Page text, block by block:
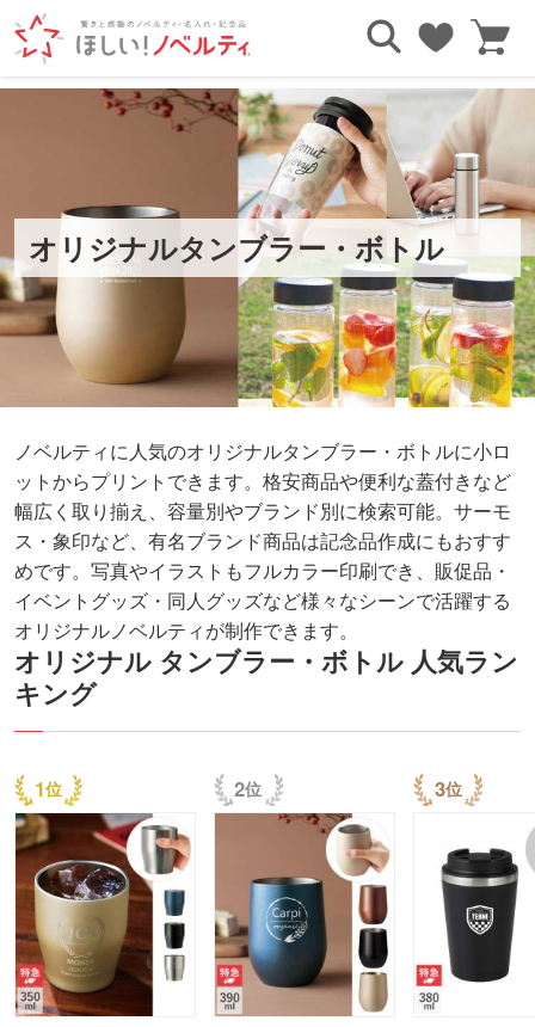
タンブラー・ボトル
オリジナルタンブラー・ ボトル
ノベルティに人気のオリジナルタンブラー・ボトルに小ロ
ットからプリントできます。格安商品や便利な蓋付きなど
幅広く取り揃え、容量別やブランド別に検索可能。サーモ
ス・象印など、有名ブランド商品は記念品作成にもおすす
めです。写真やイラストもフルカラー印刷でき、販促品・
イベントグッズ・同人グッズなど様々なシーンで活躍する
オリジナルノベルティが制作できます。
オリジナル タンブラー・ボトル 人気ラン
キング
1 2 3